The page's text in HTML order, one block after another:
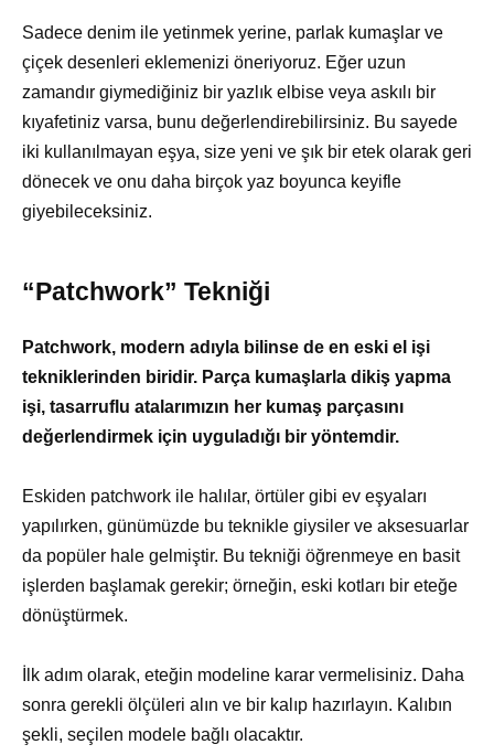
Sadece denim ile yetinmek yerine, parlak kumaşlar ve
çiçek desenleri eklemenizi öneriyoruz. Eğer uzun
zamandır giymediğiniz bir yazlık elbise veya askılı bir
kıyafetiniz varsa, bunu değerlendirebilirsiniz. Bu sayede
iki kullanılmayan eşya, size yeni ve şık bir etek olarak geri
dönecek ve onu daha birçok yaz boyunca keyifle
giyebileceksiniz.
“Patchwork” Tekniği
Patchwork, modern adıyla bilinse de en eski el işi
tekniklerinden biridir. Parça kumaşlarla dikiş yapma
işi, tasarruflu atalarımızın her kumaş parçasını
değerlendirmek için uyguladığı bir yöntemdir.
Eskiden patchwork ile halılar, örtüler gibi ev eşyaları
yapılırken, günümüzde bu teknikle giysiler ve aksesuarlar
da popüler hale gelmiştir. Bu tekniği öğrenmeye en basit
işlerden başlamak gerekir; örneğin, eski kotları bir eteğe
dönüştürmek.
İlk adım olarak, eteğin modeline karar vermelisiniz. Daha
sonra gerekli ölçüleri alın ve bir kalıp hazırlayın. Kalıbın
şekli, seçilen modele bağlı olacaktır.